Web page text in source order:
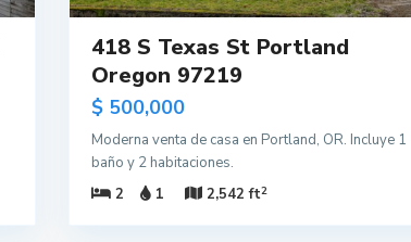
418 S Texas St Portland
Oregon 97219
$ 500,000
Moderna venta de casa en Portland, OR. Incluye 1
baño y 2 habitaciones.
2
1 2,542 ft2